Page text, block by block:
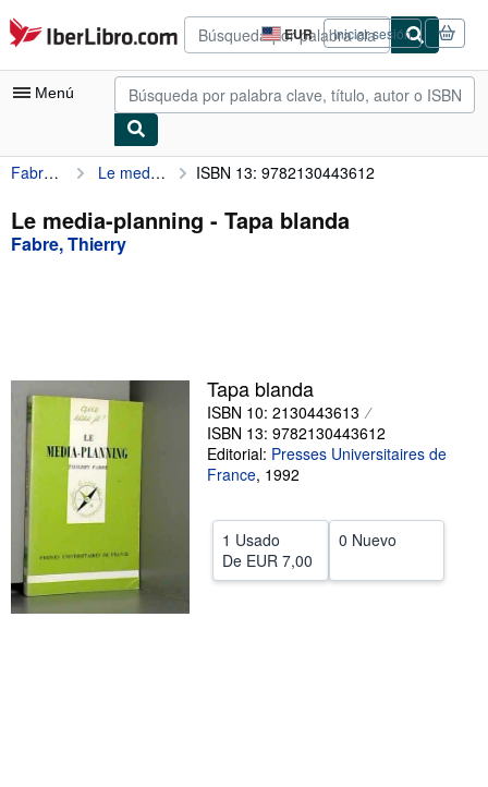
Pasar al contenido principal
IberLibro.com EUR
Preferencias
de
compra
del
Iniciar sesión
Menú
Mi cuenta
Consultar mis pedidos
Búsqueda avanzada
Vendedores
Comenzar a vender
Ayuda
CERRAR
Fabre, Thierry Le media-planning ISBN 13: 9782130443612
Le media-planning - Tapa blanda
Fabre, Thierry
Tapa blanda
ISBN 10: 2130443613
ISBN 13: 9782130443612
Editorial: Presses Universitaires de
France, 1992
1 Usado
De EUR 7,00
0 Nuevo